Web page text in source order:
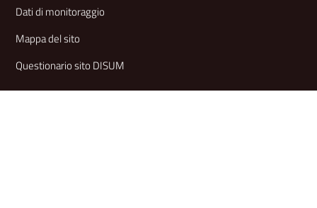
Dati di monitoraggio
Mappa del sito
Questionario sito DISUM